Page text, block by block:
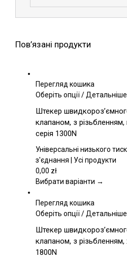
Пов’язані продукти
Перегляд кошика
Оберіть опціїЦей
має
кілька
Параметри
можна
на
товару
/Детальніше
Штекер
клапаном, з різьбленням,
серія 1300N
Універсальні низького
з'єднання | Усі продукти
0,00 zł
Вибрати варіанти →
Перегляд кошика
Оберіть опціїЦей
має
кілька
/Детальніше
Штекер
клапаном, з різьбленням,
1800N